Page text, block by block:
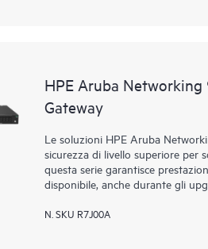
HPE Aruba Networking
Gateway
Le soluzioni HPE Aruba
sicurezza di livello superiore per
questa serie garantisce
disponibile, anche durante gli
N. SKU R7J00A